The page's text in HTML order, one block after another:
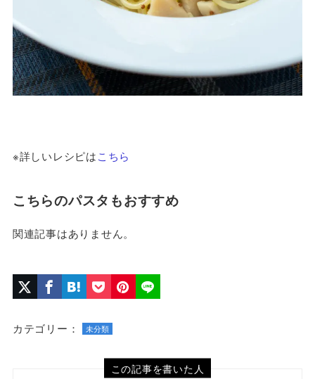
※詳しいレシピはこちら
こちらのパスタもおすすめ
関連記事はありません。
カテゴリー： 未分類
この記事を書いた人